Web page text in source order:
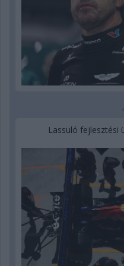
Lassuló fejlesztési